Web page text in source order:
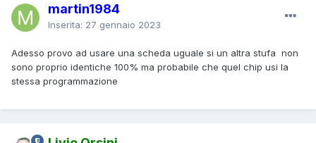
martin1984
Inserita: 27 gennaio 2023
Adesso provo ad usare una scheda uguale si un altra stufa non
sono proprio identiche 100% ma probabile che quel chip usi la
stessa programmazione